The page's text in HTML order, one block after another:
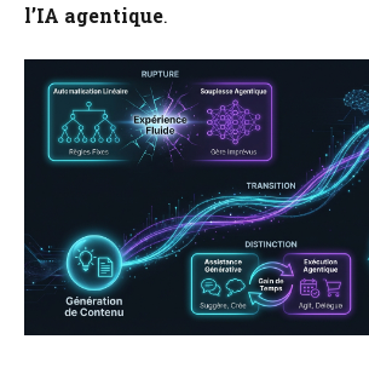
l’IA agentique.